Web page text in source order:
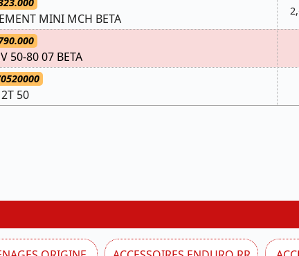
MINI MCH BETA
50-80 07 BETA
50